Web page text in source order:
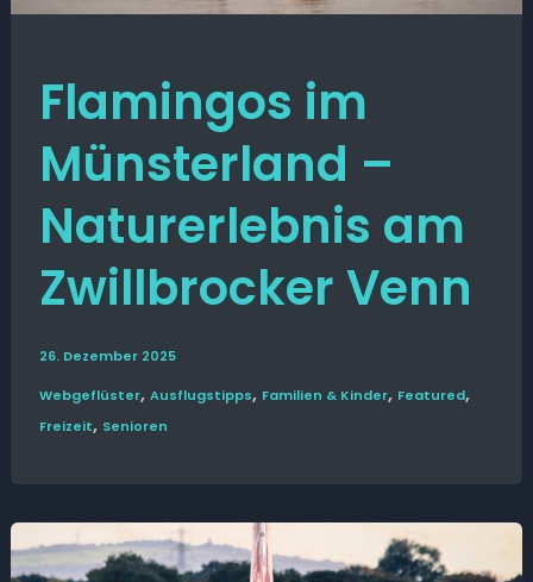
Flamingos im
Münsterland –
Naturerlebnis am
Zwillbrocker Venn
26. Dezember 2025
Web­­geflüster, Ausflugs­­tipps, Familien & Kinder, Featured,
Freizeit, Senioren